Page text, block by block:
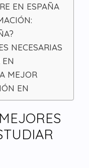
EN ESPAÑA
NECESARIAS
EN
MEJOR
EN